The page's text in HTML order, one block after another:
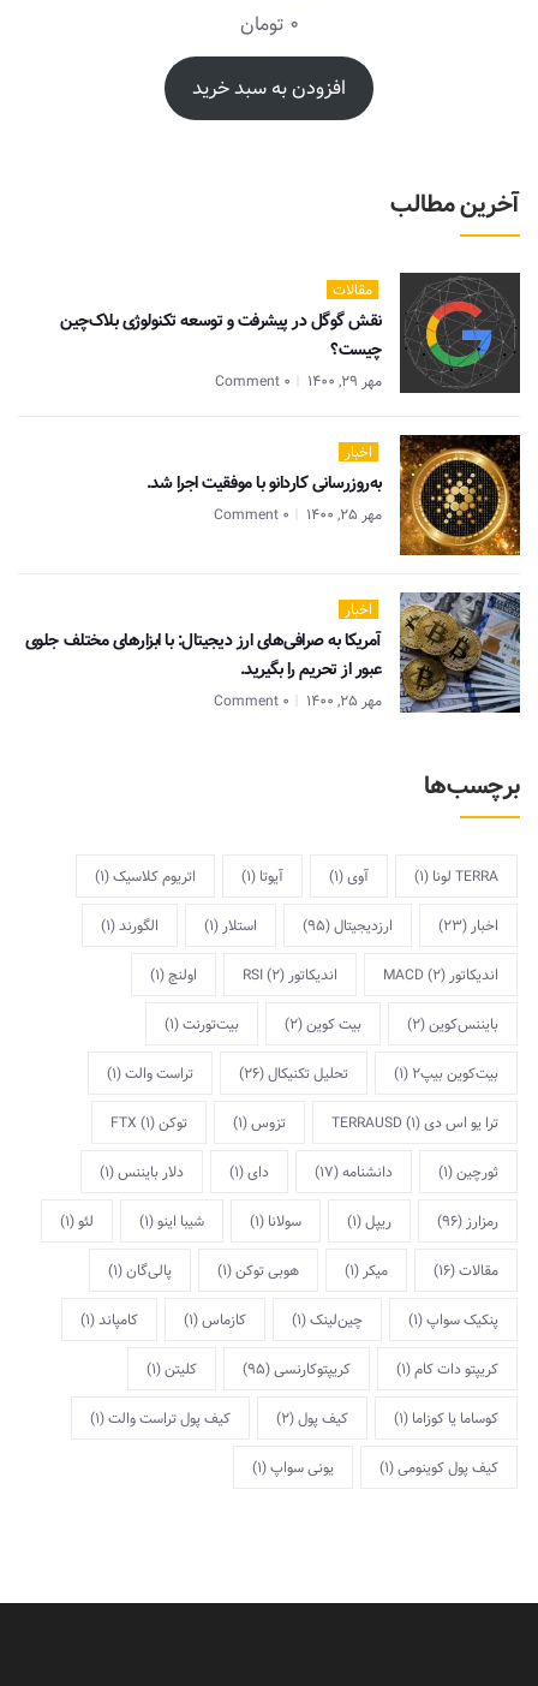
0 تومان
افزودن به سبد خرید
آخرین مطالب
مقالات
نقش گوگل در پیشرفت و توسعه تکنولوژی بلاک‌چین
چیست؟
مهر 29, 1400 0 Comment
اخبار
به‌روزرسانی کاردانو با موفقیت اجرا شد.
مهر 25, 1400 0 Comment
اخبار
آمریکا به صرافی‌های ارز دیجیتال: با ابزارهای مختلف جلوی
عبور از تحریم را بگیرید.
مهر 25, 1400 0 Comment
برچسب‌ها
TERRA لونا (1) آوی(1) آیوتا (1) اتریوم کلاسیک(1)
اخبار (23) ارزدیجیتال(95) استلار (1) الگورند(1)
اندیکاتور MACD (2) اندیکاتور RSI (2) اولنچ(1)
بایننس‌کوین(2) بیت کوین(2) بیت‌تورنت(1)
بیت‌کوین بیپ2 (1) تحلیل تکنیکال(26) تراست والت(1)
ترا یو اس دی TERRAUSD(1) تزوس(1) توکن FTX(1)
ثورچین(1) دانشنامه(17) دای(1) دلار بایننس(1)
رمزارز (96) ریپل(1) سولانا (1) شیبا اینو(1) لئو(1)
مقالات(16) میکر (1) هوبی توکن(1) پالی‌گان(1)
پنکیک سواپ(1) چین‌لینک(1) کازماس(1) کامپاند(1)
کریپتو دات کام(1) کریپتوکارنسی(95) کلیتن(1)
کوساما یا کوزاما (1) کیف پول(2) کیف پول تراست والت(1)
کیف پول کوینومی(1) یونی سواپ(1)